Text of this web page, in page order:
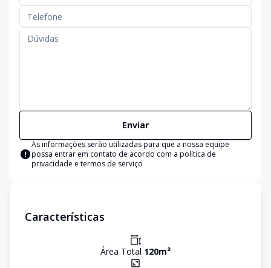
Enviar
As informações serão utilizadas para que a nossa equipe
possa entrar em contato de acordo com a política de
privacidade e termos de serviço
Características
Área Total 120m²